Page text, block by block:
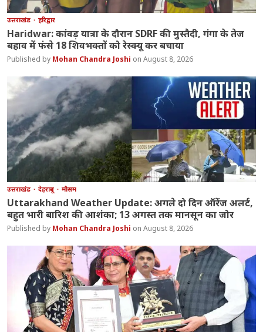
उत्तराखंड हरिद्वार
Haridwar: कांवड़ यात्रा के दौरान SDRF की मुस्तैदी, गंगा के तेज
बहाव में फंसे 18 शिवभक्तों को रेस्क्यू कर बचाया
Mohan Chandra Joshi August 8, 2026
उत्तराखंड देहरादून मौसम
Uttarakhand Weather Update: अगले दो दिन ऑरेंज अलर्ट,
बहुत भारी बारिश की आशंका; 13 अगस्त तक मानसून का जोर
Mohan Chandra Joshi August 8, 2026